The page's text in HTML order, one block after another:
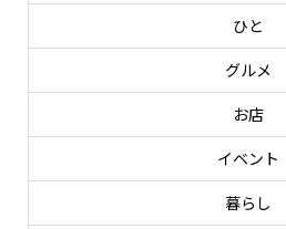
ひと
グルメ
お店
イベント
暮らし